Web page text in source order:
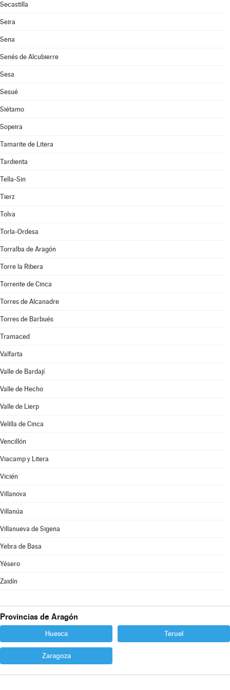
Secastilla
Seira
Sena
Senés de Alcubierre
Sesa
Sesué
Siétamo
Sopeira
Tamarite de Litera
Tardienta
Tella-Sin
Tierz
Tolva
Torla-Ordesa
Torralba de Aragón
Torre la Ribera
Torrente de Cinca
Torres de Alcanadre
Torres de Barbués
Tramaced
Valfarta
Valle de Bardají
Valle de Hecho
Valle de Lierp
Velilla de Cinca
Vencillón
Viacamp y Litera
Vicién
Villanova
Villanúa
Villanueva de Sigena
Yebra de Basa
Yésero
Zaidín
Provincias de Aragón
Huesca Teruel
Zaragoza